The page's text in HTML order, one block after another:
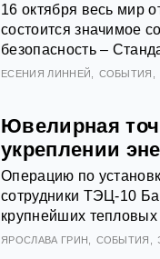
16 октября весь мир
состоится значимое
безопасность –
ЕСЕНИЯ ЛИННЕЙ СОБЫТИЯ
Ювелирная
укреплении
Операцию по
сотрудники ТЭЦ-10
крупнейших тепловых
ЯРОСЛАВА ГРИН СОБЫТИЯ